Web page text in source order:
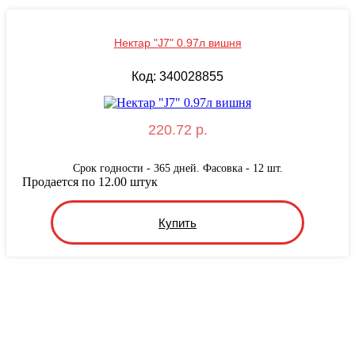
Нектар "J7" 0.97л вишня
Код: 340028855
220.72 р.
Срок годности - 365 дней. Фасовка - 12 шт.
Купить
Продается по 12.00 штук